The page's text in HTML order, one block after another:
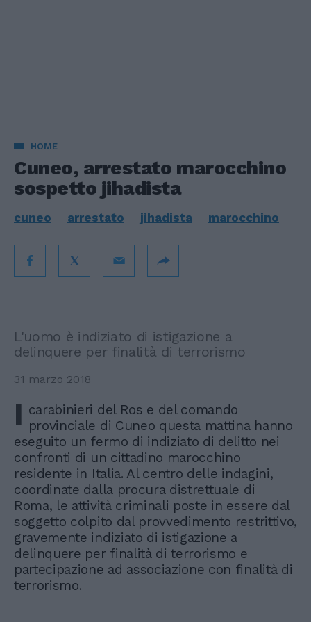
HOME
Cuneo, arrestato marocchino
sospetto jihadista
cuneo arrestato jihadista marocchino
L'uomo è indiziato di istigazione a
delinquere per finalità di terrorismo
31 marzo 2018
I carabinieri del Ros e del comando
provinciale di Cuneo questa mattina hanno
eseguito un fermo di indiziato di delitto nei
confronti di un cittadino marocchino
residente in Italia. Al centro delle indagini,
coordinate dalla procura distrettuale di
Roma, le attività criminali poste in essere dal
soggetto colpito dal provvedimento restrittivo,
gravemente indiziato di istigazione a
delinquere per finalità di terrorismo e
partecipazione ad associazione con finalità di
terrorismo.